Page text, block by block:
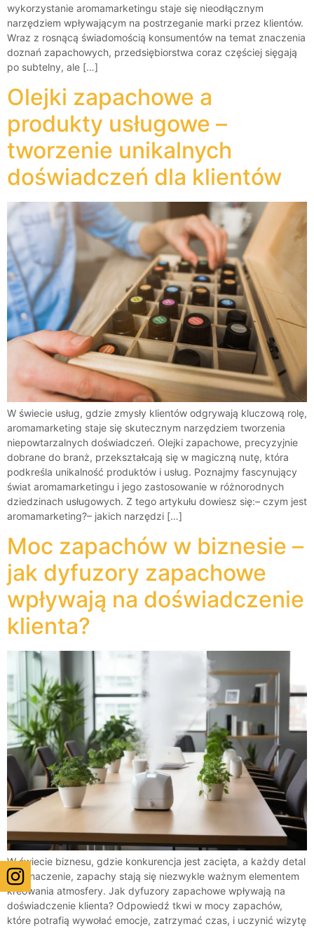
wykorzystanie aromamarketingu staje się nieodłącznym
narzędziem wpływającym na postrzeganie marki przez klientów.
Wraz z rosnącą świadomością konsumentów na temat znaczenia
doznań zapachowych, przedsiębiorstwa coraz częściej sięgają
po subtelny, ale […]
Olejki zapachowe a
produkty usługowe –
tworzenie unikalnych
doświadczeń dla klientów
W świecie usług, gdzie zmysły klientów odgrywają kluczową rolę,
aromamarketing staje się skutecznym narzędziem tworzenia
niepowtarzalnych doświadczeń. Olejki zapachowe, precyzyjnie
dobrane do branż, przekształcają się w magiczną nutę, która
podkreśla unikalność produktów i usług. Poznajmy fascynujący
świat aromamarketingu i jego zastosowanie w różnorodnych
dziedzinach usługowych. Z tego artykułu dowiesz się:– czym jest
aromamarketing?– jakich narzędzi […]
Moc zapachów w biznesie –
jak dyfuzory zapachowe
wpływają na doświadczenie
klienta?
W świecie biznesu, gdzie konkurencja jest zacięta, a każdy detal
ma znaczenie, zapachy stają się niezwykle ważnym elementem
kreowania atmosfery. Jak dyfuzory zapachowe wpływają na
doświadczenie klienta? Odpowiedź tkwi w mocy zapachów,
które potrafią wywołać emocje, zatrzymać czas, i uczynić wizytę